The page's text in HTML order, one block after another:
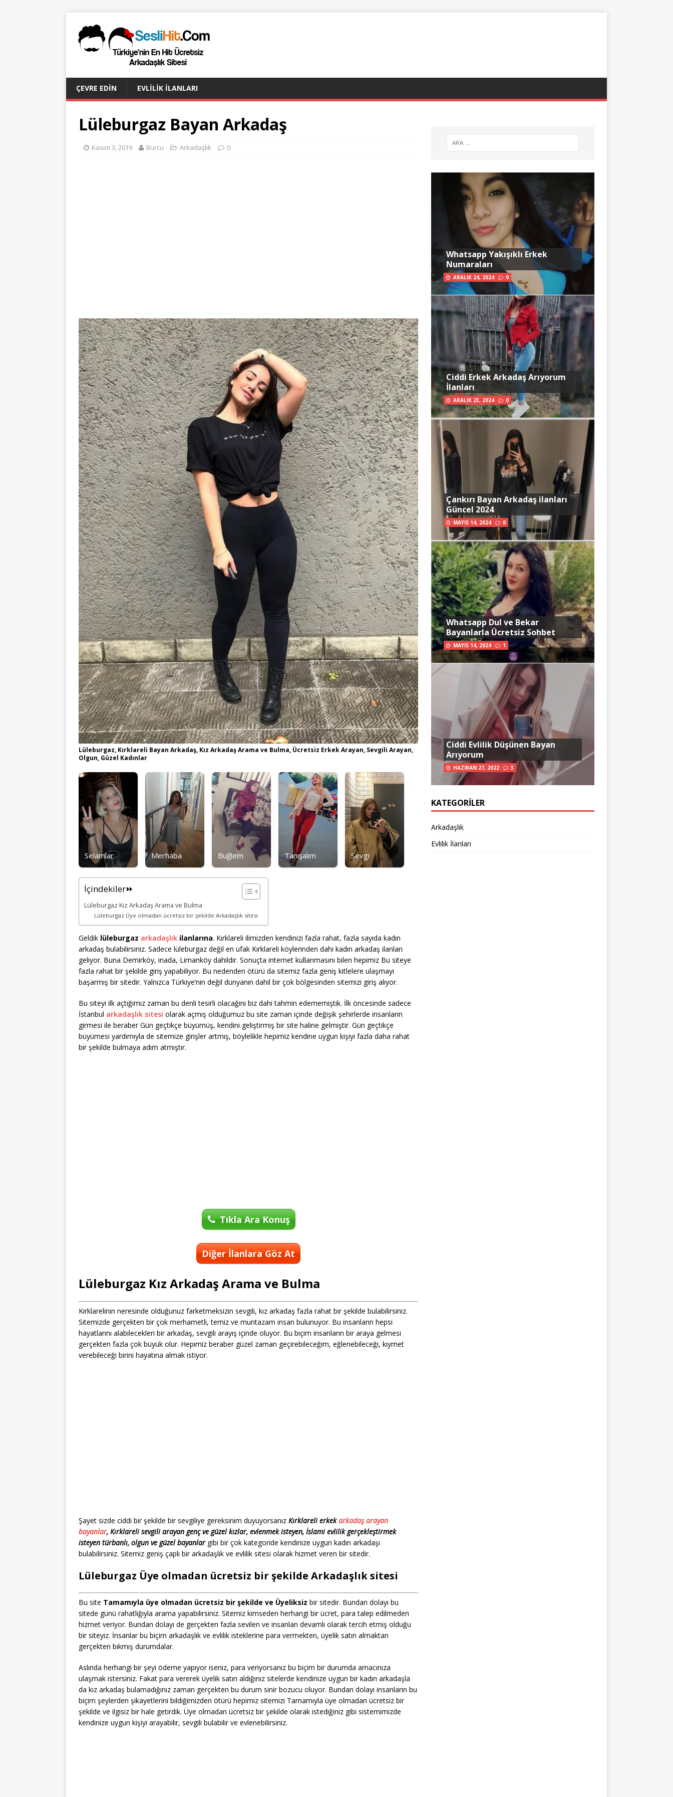
ÇEVRE EDIN EVLILIK İLANLARI
Lüleburgaz Bayan Arkadaş
Kasım 3, 2019 Burcu Arkadaşlık 0
Lüleburgaz, Kırklareli Bayan Arkadaş, Kız Arkadaş Arama ve Bulma, Ücretsiz Erkek Arayan, Sevgili Arayan,
Olgun, Güzel Kadınlar
Selamlar Merhaba Buğlem Tanışalım Sevgi
İçindekiler⏩
Lüleburgaz Kız Arkadaş Arama ve Bulma
Lüleburgaz Üye olmadan ücretsiz bir şekilde Arkadaşlık sitesi
Geldik lüleburgaz arkadaşlık ilanlarına. Kırklareli ilimizden kendinizi fazla rahat, fazla sayıda kadın
arkadaş bulabilirsiniz. Sadece lüleburgaz değil en ufak Kırklareli köylerinden dahi kadın arkadaş ilanları
geliyor. Buna Demirköy, inada, Limanköy dahildir. Sonuçta internet kullanmasını bilen hepimiz Bu siteye
fazla rahat bir şekilde giriş yapabiliyor. Bu nedenden ötürü da sitemiz fazla geniş kitlelere ulaşmayı
başarmış bir sitedir. Yalnızca Türkiye’nin değil dünyanın dahil bir çok bölgesinden sitemizi giriş alıyor.
Bu siteyi ilk açtığımız zaman bu denli tesirli olacağını biz dahi tahmin edememiştik. İlk öncesinde sadece
İstanbul arkadaşlık sitesi olarak açmış olduğumuz bu site zaman içinde değişik şehirlerde insanların
girmesi ile beraber Gün geçtikçe büyümüş, kendini geliştirmiş bir site haline gelmiştir. Gün geçtikçe
büyümesi yardımıyla de sitemize girişler artmış, böylelikle hepimiz kendine uygun kişiyi fazla daha rahat
bir şekilde bulmaya adım atmıştır.
Tıkla Ara Konuş
Diğer İlanlara Göz At
Lüleburgaz Kız Arkadaş Arama ve Bulma
Kırklarelinin neresinde olduğunuz farketmeksizin sevgili, kız arkadaş fazla rahat bir şekilde bulabilirsiniz.
Sitemizde gerçekten bir çok merhametli, temiz ve muntazam insan bulunuyor. Bu insanların hepsi
hayatlarını alabilecekleri bir arkadaş, sevgili arayış içinde oluyor. Bu biçim insanların bir araya gelmesi
gerçekten fazla çok büyük olur. Hepimiz beraber güzel zaman geçirebileceğim, eğlenebileceği, kıymet
verebileceği birini hayatına almak istiyor.
Şayet sizde ciddi bir şekilde bir sevgiliye gereksinim duyuyorsanız Kırklareli erkekarkadaş arayan
bayanlar, Kırklareli sevgili arayan genç ve güzel kızlar, evlenmek isteyen, İslami evlilik gerçekleştirmek
isteyen türbanlı, olgun ve güzel bayanlar gibi bir çok kategoride kendinize uygun kadın arkadaşı
bulabilirsiniz. Sitemiz geniş çaplı bir arkadaşlık ve evlilik sitesi olarak hizmet veren bir sitedir.
Lüleburgaz Üye olmadan ücretsiz bir şekilde Arkadaşlık sitesi
Bu site Tamamıyla üye olmadan ücretsiz bir şekilde ve Üyeliksiz bir sitedir. Bundan dolayı bu
sitede günü rahatlığıyla arama yapabilirsiniz. Sitemiz kimseden herhangi bir ücret, para talep edilmeden
hizmet veriyor. Bundan dolayı de gerçekten fazla sevilen ve insanları devamlı olarak tercih etmiş olduğu
bir siteyiz. İnsanlar bu biçim arkadaşlık ve evlilik isteklerine para vermekten, üyelik satın almaktan
gerçekten bıkmış durumdalar.
Aslında herhangi bir şeyi ödeme yapıyor iseniz, para veriyorsanız bu biçim bir durumda amacınıza
ulaşmak istersiniz. Fakat para vererek üyelik satın aldığınız sitelerde kendinize uygun bir kadın arkadaşla
da kız arkadaş bulamadığınız zaman gerçekten bu durum sinir bozucu oluyor. Bundan dolayı insanların bu
biçim şeylerden şikayetlerini bildiğimizden ötürü hepimiz sitemizi Tamamıyla üye olmadan ücretsiz bir
şekilde ve ilgisiz bir hale getirdik. Üye olmadan ücretsiz bir şekilde olarak istediğiniz gibi sistemimizde
kendinize uygun kişiyi arayabilir, sevgili bulabilir ve evlenebilirsiniz.
Whatsapp Yakışıklı Erkek
Numaraları
ARALIK 24, 2024 0
Ciddi Erkek Arkadaş Arıyorum
İlanları
ARALIK 23, 2024 0
Çankırı Bayan Arkadaş ilanları
Güncel 2024
MAYIS 14, 2024 0
Whatsapp Dul ve Bekar
Bayanlarla Ücretsiz Sohbet
MAYIS 14, 2024 1
Ciddi Evlilik Düşünen Bayan
Arıyorum
HAZIRAN 27, 2022 3
KATEGORILER
Arkadaşlık
Evlilik İlanları